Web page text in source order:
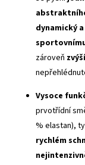
dynamický
zároveň
Vysoce
prvotřídní
% elastan),
rychlém